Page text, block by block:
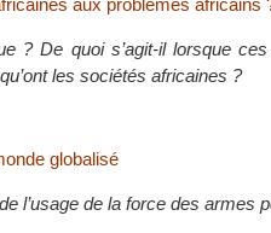
aux problèmes africains
? De quoi s’agit-il lorsque
les sociétés africaines ?
globalisé
l’usage de la force des armes